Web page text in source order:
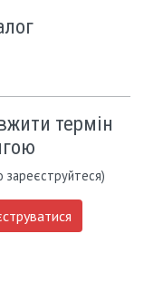
термін
зареєструйтеся)